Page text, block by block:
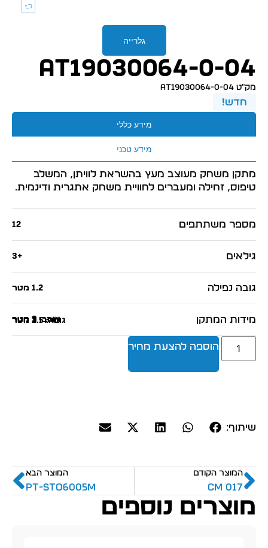
AT19030064-0-04
מק״ט AT19030064-0-04
חדש!
מידע כללי
מידע טכני
מתקן משחק מעוצב מעץ בהשראת לוויתן, המשלב
טיפוס, זחילה ומעברים לחוויית משחק אתגרית ודינמית.
מספר משתתפים 12
גילאים +3
גובה נפילה 1.2 מטר
מידות המתקן אורך: 9 מטר
רוחב: 3 מטר
גובה: 2.5 מטר
הוספה להצעת מחיר
שיתוף:
גלרייה
המוצר הקודם
CM 017
המוצר הבא
PT-sto6005M
מוצרים נוספים